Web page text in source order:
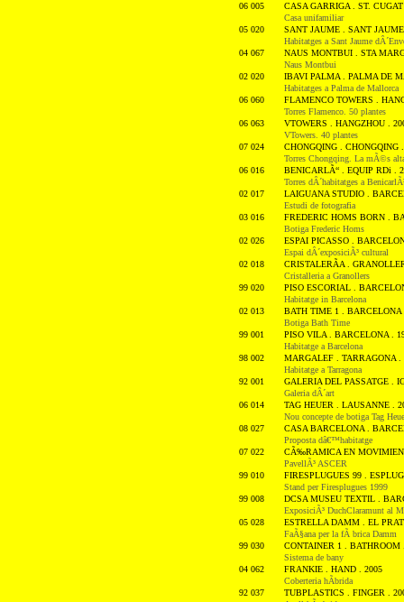
06 005
CASA GARRIGA . ST.
Casa unifamiliar
05 020
SANT JAUME . SANT
Habitatges a Sant Jaume
04 067
NAUS MONTBUI . STA
Naus Montbui
02 020
IBAVI PALMA . PALMA DE
Habitatges a Palma de Mallorca
06 060
FLAMENCO TOWERS .
Torres Flamenco. 50 plantes
06 063
VTOWERS . HANGZHOU .
VTowers. 40 plantes
07 024
CHONGQING . CHONGQING
Torres Chongqing. La mÃ©s
06 016
BENICARLÃ“ . EQUIP RDi .
Torres dÂ´habitatges a
02 017
LAIGUANA STUDIO .
Estudi de fotografia
03 016
FREDERIC HOMS BORN .
Botiga Frederic Homs
02 026
ESPAI PICASSO .
Espai dÂ´exposiciÃ³ cultural
02 018
CRISTALERÃA .
Cristalleria a Granollers
99 020
PISO ESCORIAL .
Habitatge in Barcelona
02 013
BATH TIME 1 . BARCELONA
Botiga Bath Time
99 001
PISO VILA . BARCELONA .
Habitatge a Barcelona
98 002
MARGALEF . TARRAGONA .
Habitatge a Tarragona
92 001
GALERIA DEL PASSATGE .
Galeria dÂ´art
06 014
TAG HEUER . LAUSANNE .
Nou concepte de botiga Tag
08 027
CASA BARCELONA .
Proposta dâ€™habitatge
07 022
CÃ‰RAMICA EN
PavellÃ³ ASCER
99 010
FIRESPLUGUES 99 .
Stand per Firesplugues 1999
99 008
DCSA MUSEU TEXTIL .
ExposiciÃ³ DuchClaramunt al
05 028
ESTRELLA DAMM . EL
FaÃ§ana per la fÃ brica Damm
99 030
CONTAINER 1 . BATHROOM
Sistema de bany
04 062
FRANKIE . HAND . 2005
Coberteria hÃ­brida
92 037
TUBPLASTICS . FINGER .